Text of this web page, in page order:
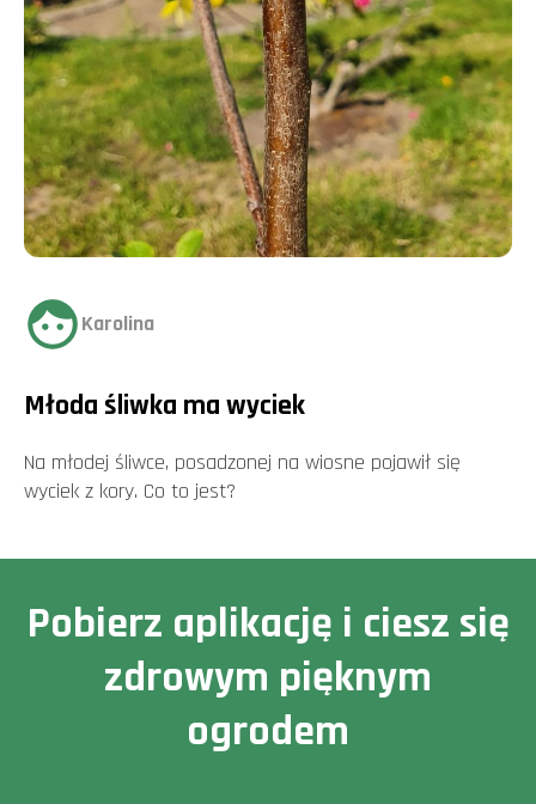
Karolina
Młoda śliwka ma wyciek
Na młodej śliwce, posadzonej na wiosne pojawił się
wyciek z kory. Co to jest?
Pobierz aplikację i ciesz się
zdrowym pięknym
ogrodem